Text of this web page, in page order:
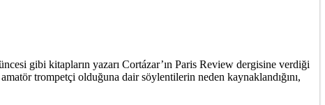
gibi kitapların yazarı Cortázar’ın Paris Review dergisine verdiği
trompetçi olduğuna dair söylentilerin neden kaynaklandığını,